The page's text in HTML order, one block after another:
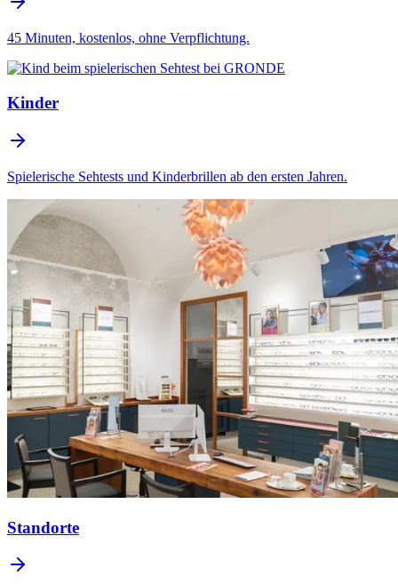
45 Minuten, kostenlos, ohne Verpflichtung.
Kinder
Spielerische Sehtests und Kinderbrillen ab den ersten Jahren.
Standorte